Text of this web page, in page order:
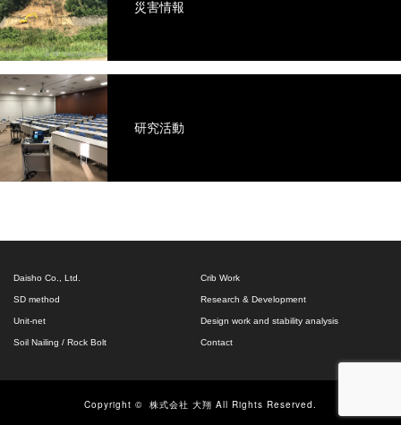
災害情報
研究活動
Daisho Co., Ltd.
SD method
Unit-net
Soil Nailing / Rock Bolt
Crib Work
Research & Development
Design work and stability analysis
Contact
Copyright © 株式会社 大翔 All Rights Reserved.